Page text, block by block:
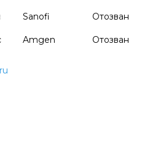
Sanofi Отозван
Amgen Отозван